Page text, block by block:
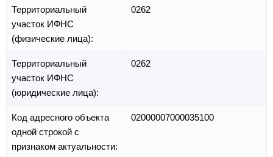
Территориальный
участок ИФНС
(физические лица):
0262
Территориальный
участок ИФНС
(юридические лица):
0262
Код адресного объекта
одной строкой с
признаком актуальности:
02000007000035100